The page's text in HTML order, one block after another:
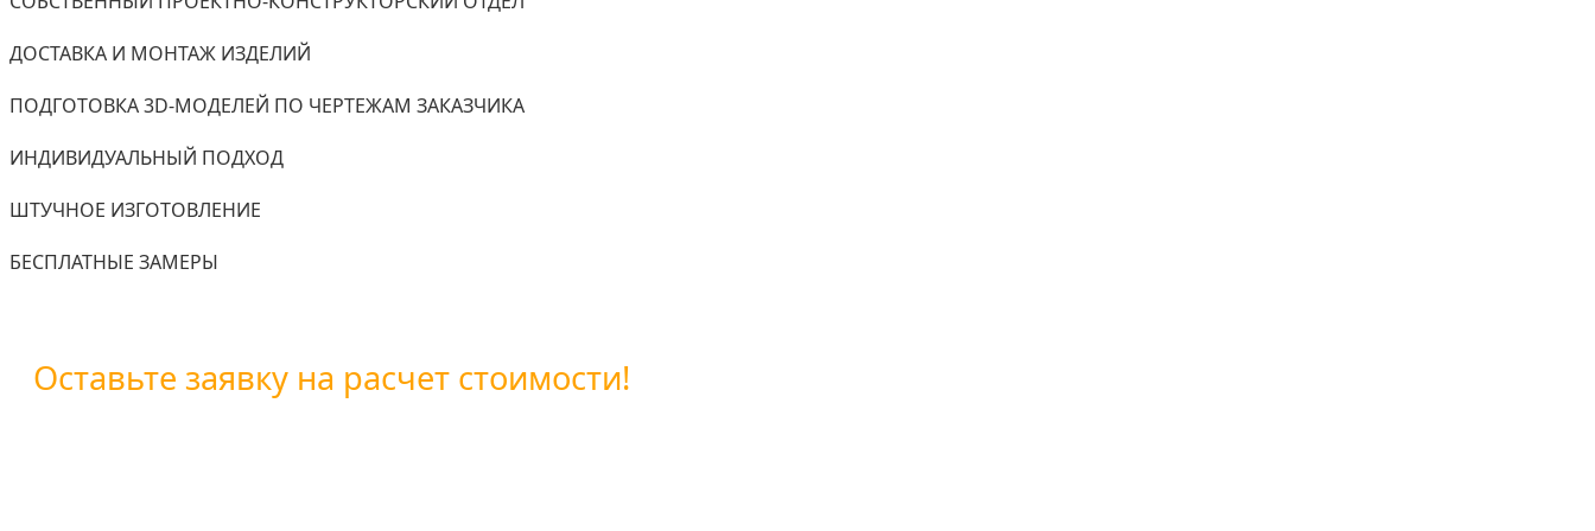
ДОСТАВКА И МОНТАЖ ИЗДЕЛИЙ
ПОДГОТОВКА 3D-МОДЕЛЕЙ ПО ЧЕРТЕЖАМ ЗАКАЗЧИКА
ИНДИВИДУАЛЬНЫЙ ПОДХОД
ШТУЧНОЕ ИЗГОТОВЛЕНИЕ
БЕСПЛАТНЫЕ ЗАМЕРЫ
Оставьте заявку на расчет стоимости!